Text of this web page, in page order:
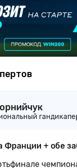
Франции + обе